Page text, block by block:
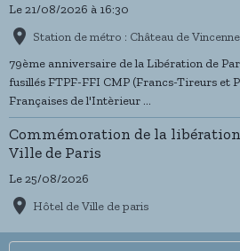
Le 21/08/2026 à 16:30
Station de métro : Château de
79ème anniversaire de la Libération de
fusillés FTPF-FFI CMP (Francs-Tireurs et
Françaises de l'Intèrieur ...
Commémoration de la
Ville de Paris
Le 25/08/2026
Hôtel de Ville de paris